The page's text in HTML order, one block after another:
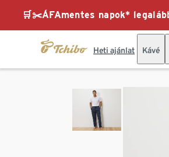
🛒✂️ÁFAmentes napok*
Heti ajánlat Kávé